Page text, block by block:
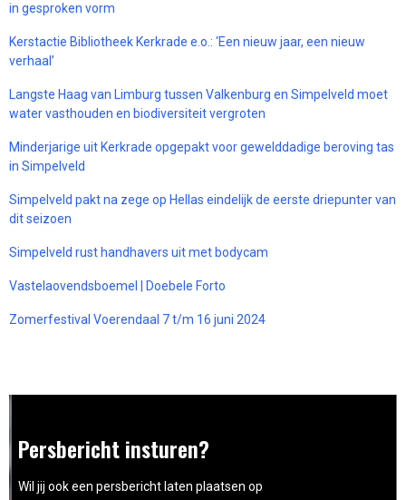
in gesproken vorm
Kerstactie Bibliotheek Kerkrade e.o.: ‘Een nieuw jaar, een nieuw
verhaal’
Langste Haag van Limburg tussen Valkenburg en Simpelveld moet
water vasthouden en biodiversiteit vergroten
Minderjarige uit Kerkrade opgepakt voor gewelddadige beroving tas
in Simpelveld
Simpelveld pakt na zege op Hellas eindelijk de eerste driepunter van
dit seizoen
Simpelveld rust handhavers uit met bodycam
Vastelaovendsboemel | Doebele Forto
Zomerfestival Voerendaal 7 t/m 16 juni 2024
Persbericht insturen?
Wil jij ook een persbericht laten plaatsen op